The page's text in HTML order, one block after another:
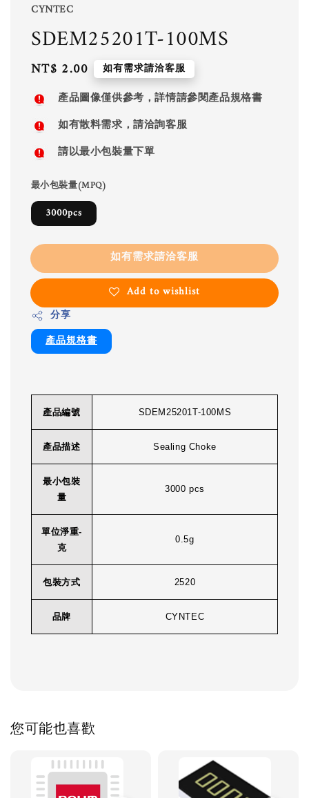
CYNTEC
SDEM25201T-100MS
Regular
price
NT$ 2.00 如有需求請洽客服
產品圖像僅供參考，詳情請參閱產品規格書
如有散料需求，請洽詢客服
請以最小包裝量下單
最小包裝量(MPQ)
3000pcs
如有需求請洽客服
Add to wishlist
分享
產品規格書
產品編號 SDEM25201T-100MS
產品描述 Sealing Choke
最小包裝
量
3000 pcs
單位淨重-
克
0.5g
包裝方式 2520
品牌 CYNTEC
您可能也喜歡